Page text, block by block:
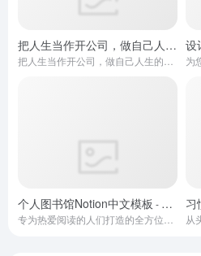
把人生当作开公司，做自己人生的CEO – Notion公司化+游戏化人生管理系统模板 设
个人图书馆Notion中文模板 - 免费版